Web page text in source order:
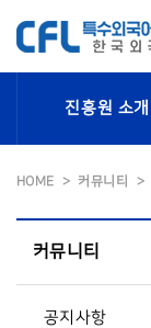
진흥원 소개
HOME 커뮤니티
커뮤니티
공지사항